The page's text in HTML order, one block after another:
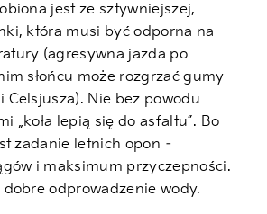
jest ze sztywniejszej,
która musi być odporna na
(agresywna jazda po
słońcu może rozgrzać gumy
Nie bez powodu
„koła lepią się do asfaltu”. Bo
zadanie letnich opon –
i maksimum przyczepności.
dobre odprowadzenie wody.